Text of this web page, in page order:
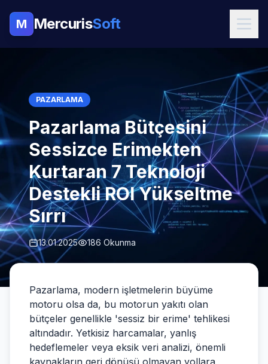
M MercurisSoft
PAZARLAMA
Pazarlama Bütçesini
Sessizce Erimekten
Kurtaran 7 Teknoloji
Destekli ROI Yükseltme
Sırrı
13.01.2025 186 Okunma
Pazarlama, modern işletmelerin büyüme
motoru olsa da, bu motorun yakıtı olan
bütçeler genellikle 'sessiz bir erime' tehlikesi
altındadır. Yetkisiz harcamalar, yanlış
hedeflemeler veya eksik veri analizi, önemli
kaynakların geri dönüşü olmayan yollara